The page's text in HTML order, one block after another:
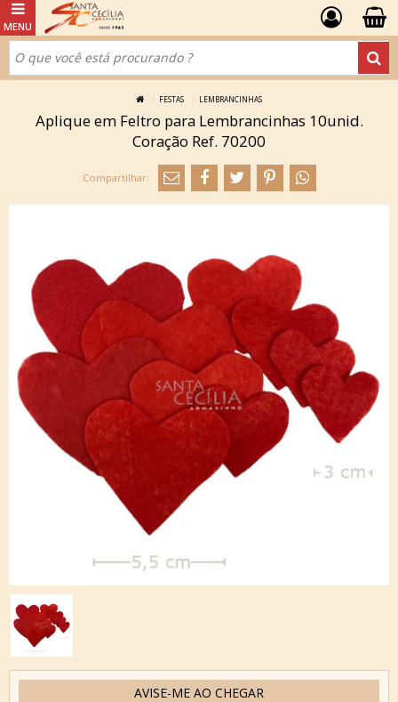
FESTAS LEMBRANCINHAS
Aplique em Feltro para Lembrancinhas 10unid.
Coração Ref. 70200
AVISE-ME AO CHEGAR